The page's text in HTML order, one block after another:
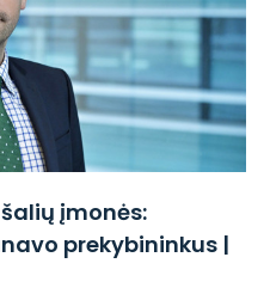
įmonės:
prekybininkus |